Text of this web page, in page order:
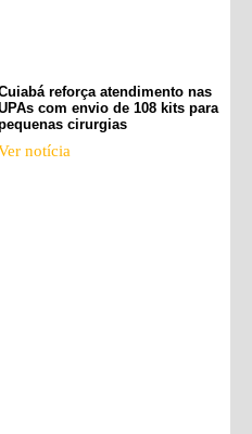
reforça atendimento nas
com envio de 108 kits para
cirurgias
notícia